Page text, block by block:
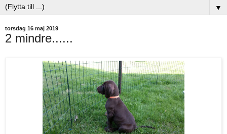
▼
torsdag 16 maj 2019
2 mindre......